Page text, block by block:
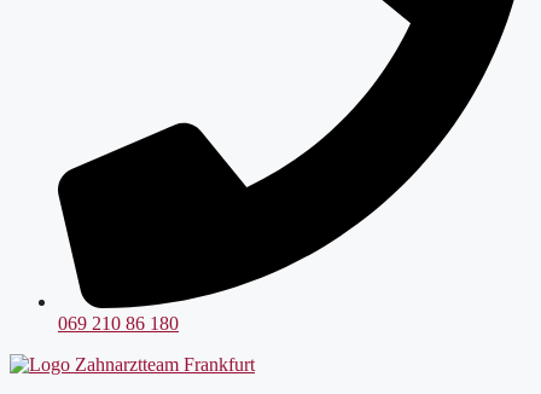
069 210 86 180